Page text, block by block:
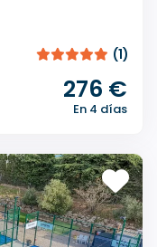
(1)
276 €
En 4 días